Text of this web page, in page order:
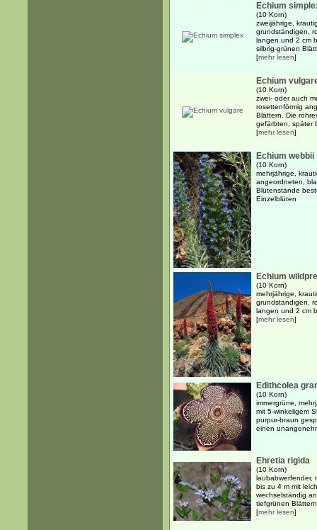
Echium
(10 Korn)
zweijährige,
grundständigen,
langen und 2 cm
silbrig-grünen
[mehr lesen]
Echium
(10 Korn)
zwei- oder auch
rosettenförmig
Blättern. Die
gefärbten, später
[mehr lesen]
Echium webbii
(10 Korn)
mehrjährige,
angeordneten,
Blütenstände
Einzelblüten
Echium
(10 Korn)
mehrjährige,
grundständigen,
langen und 2 cm
[mehr lesen]
Edithcolea
(10 Korn)
immergrüne,
mit 5-winkeligem
purpur-braun
einen
Ehretia rigida
(10 Korn)
laubabwerfender,
bis zu 4 m mit
wechselständig
tiefgrünen
[mehr lesen]